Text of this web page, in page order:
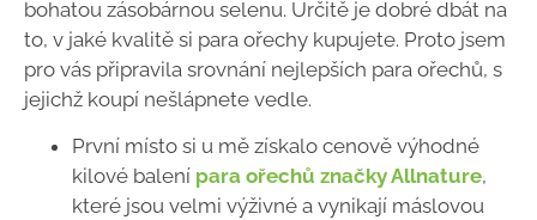
bohatou zásobárnou selenu. Určitě je dobré dbát na
to, v jaké kvalitě si para ořechy kupujete. Proto jsem
pro vás připravila srovnání nejlepších para ořechů, s
jejichž koupí nešlápnete vedle.
První místo si u mě získalo cenově výhodné
kilové balení para ořechů značky Allnature,
které jsou velmi výživné a vynikají máslovou